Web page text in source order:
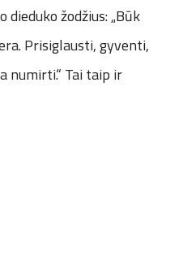
žodžius: „Būk
Prisiglausti, gyventi,
numirti.“ Tai taip ir